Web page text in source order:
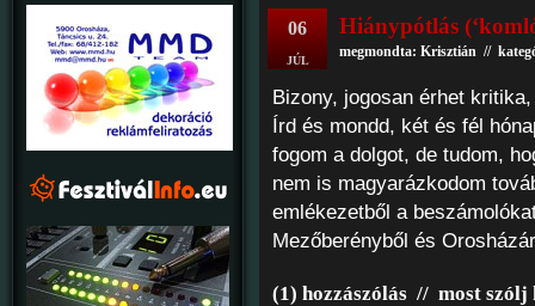
06
JÚL
Hiánypótlás
megmondta: Krisztián //
Bizony, jogosan érhet
Írd és mondd, két és fél
fogom a dolgot, de tudom,
nem is magyarázkodom
emlékezetből a
Mezőberényből és
(1) hozzászólás // most szólj